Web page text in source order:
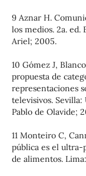
9 Aznar H.
los medios. 2a. ed.
Ariel; 2005.
10 Gómez J,
propuesta de
representaciones
televisivos.
Pablo de Olavide;
11 Monteiro C,
pública es el ultra-
de alimentos.